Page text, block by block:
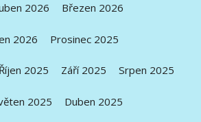
2026 Březen 2026
2026 Prosinec 2025
Říjen 2025 Září 2025 Srpen 2025
2025 Duben 2025